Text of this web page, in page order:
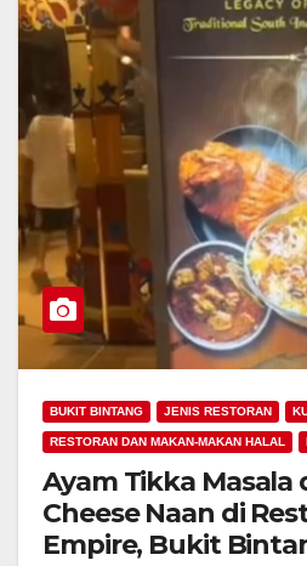
BUKIT BINTANG JENIS RESTORAN
RESTORAN DAN MAKAN-MAKAN HALAL
Ayam Tikka Masala
Cheese Naan di
Empire, Bukit